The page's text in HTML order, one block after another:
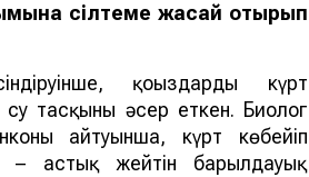
сілтеме жасай отырып
қоңыздардың күрт
су тасқыны әсер еткен. Биолог
айтуынша, күрт көбейіп
– астық жейтін барылдауық